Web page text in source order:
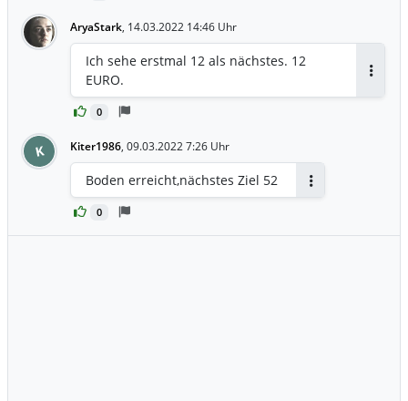
AryaStark, 14.03.2022 14:46 Uhr
0
Ich sehe erstmal 12 als nächstes. 12
EURO.
K Kiter1986, 09.03.2022 7:26 Uhr
0
Boden erreicht,nächstes Ziel 52